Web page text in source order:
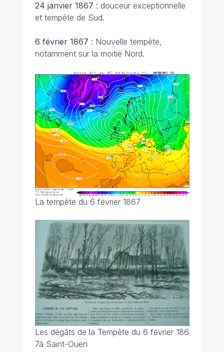
24 janvier 1867 : douceur exceptionnelle
et tempête de Sud.
6 février 1867 : Nouvelle tempête,
notamment sur la moitié Nord.
La tempête du 6 février 1867
Les dégâts de la Tempête du 6 février 186
7à Saint-Ouen